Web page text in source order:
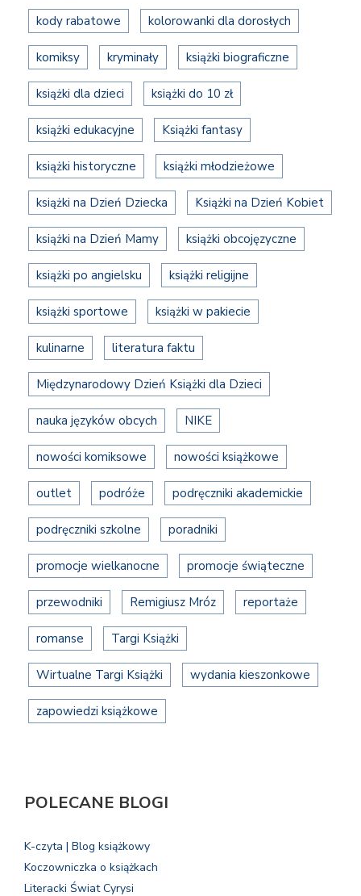
kody rabatowe kolorowanki dla dorosłych
komiksy kryminały książki biograficzne
książki dla dzieci książki do 10 zł
książki edukacyjne Książki fantasy
książki historyczne książki młodzieżowe
książki na Dzień Dziecka Książki na Dzień Kobiet
książki na Dzień Mamy książki obcojęzyczne
książki po angielsku książki religijne
książki sportowe książki w pakiecie
kulinarne literatura faktu
Międzynarodowy Dzień Książki dla Dzieci
nauka języków obcych NIKE
nowości komiksowe nowości książkowe
outlet podróże podręczniki akademickie
podręczniki szkolne poradniki
promocje wielkanocne promocje świąteczne
przewodniki Remigiusz Mróz reportaże
romanse Targi Książki
Wirtualne Targi Książki wydania kieszonkowe
zapowiedzi książkowe
POLECANE BLOGI
K-czyta | Blog książkowy
Koczowniczka o książkach
Literacki Świat Cyrysi